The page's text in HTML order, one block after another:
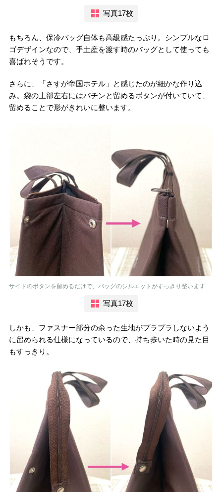
写真17枚
もちろん、保冷バッグ自体も高級感たっぷり。シンプルなロ
ゴデザインなので、手土産を渡す時のバッグとして使っても
喜ばれそうです。
さらに、「さすが帝国ホテル」と感じたのが細かな作り込
み。袋の上部左右にはパチンと留めるボタンが付いていて、
留めることで形がきれいに整います。
サイドのボタンを留めるだけで、バッグのシルエットがすっきり整います
写真17枚
しかも、ファスナー部分の余った生地がプラプラしないよう
に留められる仕様になっているので、持ち歩いた時の見た目
もすっきり。